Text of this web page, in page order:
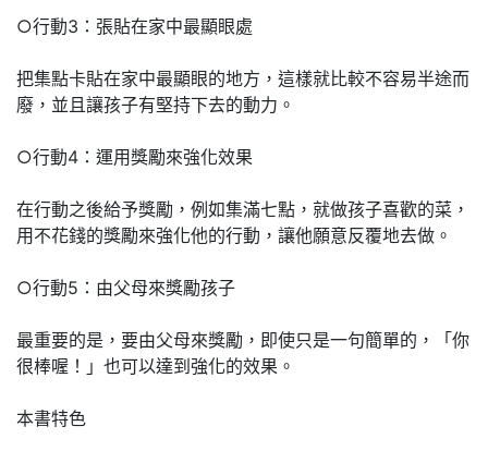
○行動3：張貼在家中最顯眼處
把集點卡貼在家中最顯眼的地方，這樣就比較不容易半途而
廢，並且讓孩子有堅持下去的動力。
○行動4：運用獎勵來強化效果
在行動之後給予獎勵，例如集滿七點，就做孩子喜歡的菜，
用不花錢的獎勵來強化他的行動，讓他願意反覆地去做。
○行動5：由父母來獎勵孩子
最重要的是，要由父母來獎勵，即使只是一句簡單的，「你
很棒喔！」也可以達到強化的效果。
本書特色